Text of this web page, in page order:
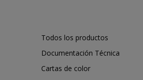
Todos los productos
Documentación Técnica
Cartas de color